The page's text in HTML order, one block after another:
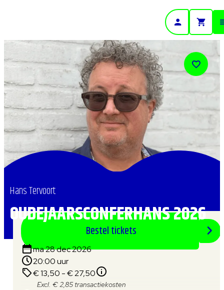
OUDEJAARSCONFERHANS 2026
Hans Tervoort
Bestel tickets
ma 28 dec 2026
20:00 uur
€ 13,50 - € 27,50
Excl. € 2,85 transactiekosten